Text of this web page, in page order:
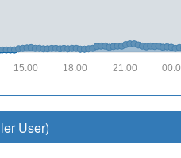
21:00
18:00
15:00
User)